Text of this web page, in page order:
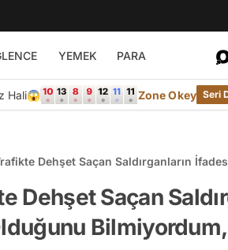
YEMEK PARA
Hali😱 Zone Okey Seri
Dehşet Saçan Saldırganların
Dehşet Saçan
Bilmiyordum,